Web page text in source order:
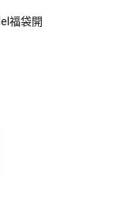
福袋開